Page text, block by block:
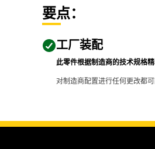
要点：
工厂装配
此零件根据制造商的技术规格
对制造商配置进行任何更改都